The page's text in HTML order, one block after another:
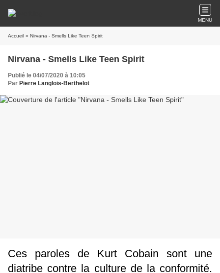
MENU
Accueil » Nirvana - Smells Like Teen Spirit
Nirvana - Smells Like Teen Spirit
Publié le 04/07/2020 à 10:05
Par Pierre Langlois-Berthelot
Ces paroles de Kurt Cobain sont une
diatribe contre la culture de la conformité.